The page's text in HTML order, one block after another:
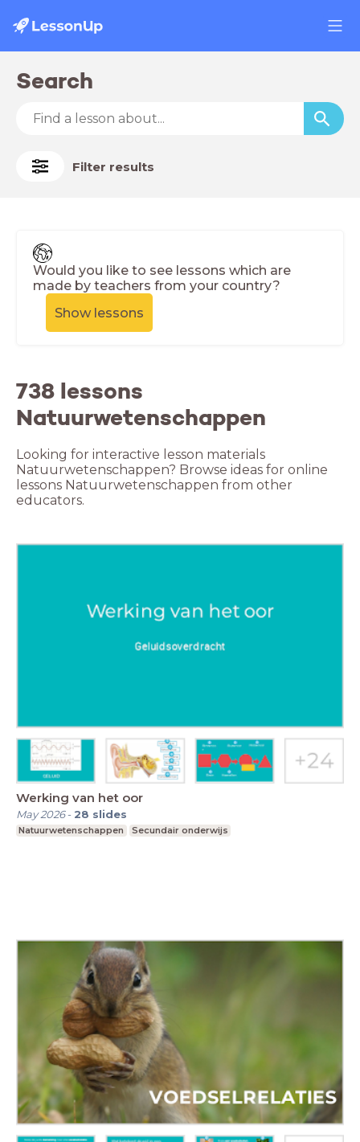
Search
Filter results
Would you like to see lessons which are
made by teachers from your country?
Show lessons
738 lessons
Natuurwetenschappen
Looking for interactive lesson materials
Natuurwetenschappen? Browse ideas for online
lessons Natuurwetenschappen from other
educators.
Werking van het oor
May 2026- 28 slides
Natuurwetenschappen Secundair onderwijs